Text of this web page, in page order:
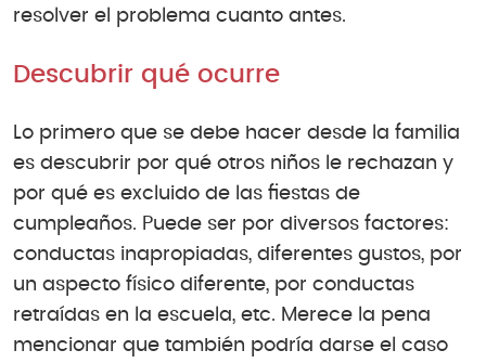
resolver el problema cuanto antes.
Descubrir qué ocurre
Lo primero que se debe hacer desde la familia
es descubrir por qué otros niños le rechazan y
por qué es excluido de las fiestas de
cumpleaños. Puede ser por diversos factores:
conductas inapropiadas, diferentes gustos, por
un aspecto físico diferente, por conductas
retraídas en la escuela, etc. Merece la pena
mencionar que también podría darse el caso